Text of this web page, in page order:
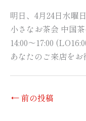
明日、4月24日水曜日
小さなお茶会 中国
14:00〜17:00
あなたのご来店を
←前の投稿